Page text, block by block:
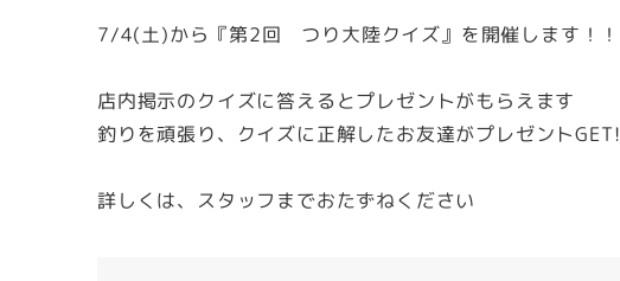
7/4(土)から『第2回 つり大陸クイズ』を開催します！！
店内掲示のクイズに答えるとプレゼントがもらえます
釣りを頑張り、クイズに正解したお友達がプレゼントGET!
詳しくは、スタッフまでおたずねください